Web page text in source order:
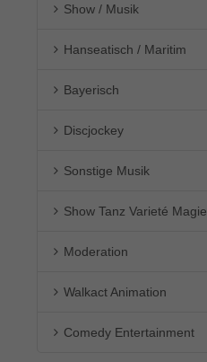
Show / Musik
Hanseatisch / Maritim
Bayerisch
Discjockey
Sonstige Musik
Show Tanz Varieté Magie
Moderation
Walkact Animation
Comedy Entertainment